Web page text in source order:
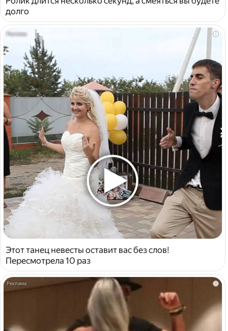
долго
i
Этот танец невесты оставит вас без слов!
Пересмотрела 10 раз
i